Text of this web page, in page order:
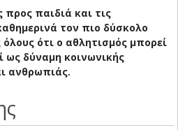
παιδιά και τις
τον πιο δύσκολο
ότι ο αθλητισμός μπορεί
ως δύναμη κοινωνικής
ανθρωπιάς.